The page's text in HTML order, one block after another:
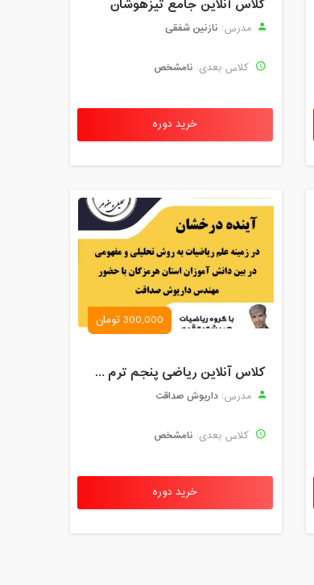
کلاس آنلاین جامع تیزهوشان
مدرس: نازنین شفقی
کلاس بعدی: نامشخص
خرید دوره
300,000 تومان
کلاس آنلاین ریاضی پنجم ترم چهارم شهریور 1403
مدرس: داریوش صداقت
کلاس بعدی: نامشخص
خرید دوره